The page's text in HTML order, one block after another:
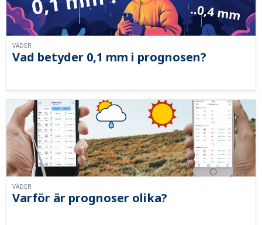
Vad betyder 0,1 mm i prognosen?
VÄDER
Varför är prognoser olika?
VÄDER